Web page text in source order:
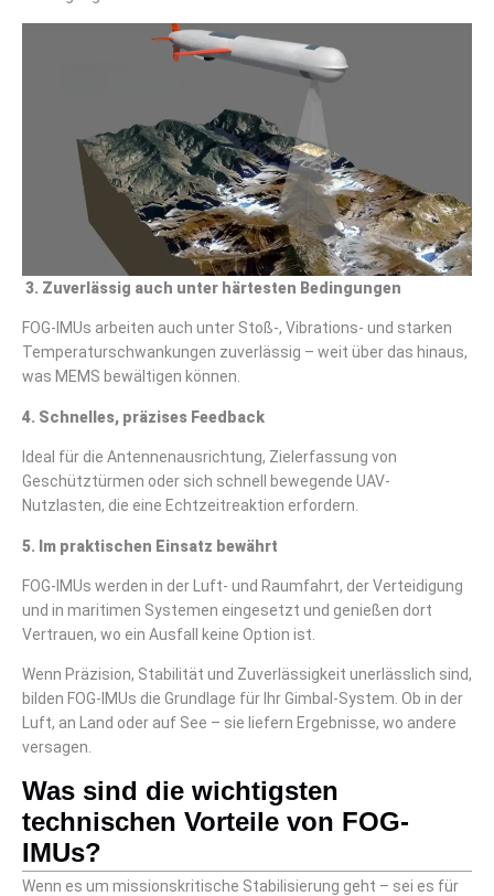
3. Zuverlässig auch unter härtesten Bedingungen
FOG-IMUs arbeiten auch unter Stoß-, Vibrations- und starken
Temperaturschwankungen zuverlässig – weit über das hinaus,
was MEMS bewältigen können.
4. Schnelles, präzises Feedback
Ideal für die Antennenausrichtung, Zielerfassung von
Geschütztürmen oder sich schnell bewegende UAV-
Nutzlasten, die eine Echtzeitreaktion erfordern.
5. Im praktischen Einsatz bewährt
FOG-IMUs werden in der Luft- und Raumfahrt, der Verteidigung
und in maritimen Systemen eingesetzt und genießen dort
Vertrauen, wo ein Ausfall keine Option ist.
Wenn Präzision, Stabilität und Zuverlässigkeit unerlässlich sind,
bilden FOG-IMUs die Grundlage für Ihr Gimbal-System. Ob in der
Luft, an Land oder auf See – sie liefern Ergebnisse, wo andere
versagen.
Was sind die wichtigsten
technischen Vorteile von FOG-
IMUs?
Wenn es um missionskritische Stabilisierung geht – sei es für